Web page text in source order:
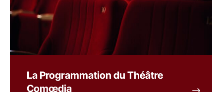
La Programmation du Théâtre
Comœdia